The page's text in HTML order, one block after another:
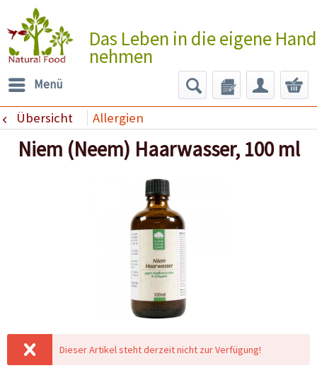
Das Leben in die eigene Hand
nehmen
Menü
Übersicht Allergien
Niem (Neem) Haarwasser, 100 ml
Dieser Artikel steht derzeit nicht zur Verfügung!